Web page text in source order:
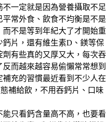
一定就是因為營養攝取不足
常外食、飲食不均衡是不是
不是等到年紀大了才開始重
片，還有維生素D、鎂等保
有些真的又厚又大，每次吞
而越來越容易偷懶常常想到
充的習慣最近看到不少人在
補給飲，不用吞鈣片、口味
只看鈣含量高不高，也要看